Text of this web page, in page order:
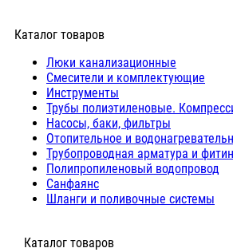
Каталог товаров
Люки канализационные
Cмесители и комплектующие
Инструменты
Трубы полиэтиленовые.
Насосы, баки, фильтры
Отопительное и
Трубопроводная арматура и
Полипропиленовый водопровод
Санфаянс
Шланги и поливочные системы
⠀Каталог товаров